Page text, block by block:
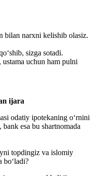
bilan narxni kelishib olasiz.
sizga sotadi.
uchun ham pulni
ijara
odatiy ipotekaning o‘rnini
esa bu shartnomada
topdingiz va islomiy
bo‘ladi?